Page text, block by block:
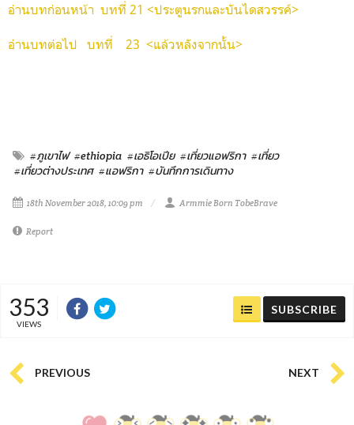
อ่านบทก่อนหน้า บทที่ 21 <ประตูนรกและบันไดสวรรค์>
อ่านบทต่อไป บทที่ 23 <แล้วหลังจากนั้น>
#ภูเขาไฟ #ethiopia #เอธิโอเปีย #เที่ยวแอฟริกา #เที่ยว
#เที่ยวต่างประเทศ #แอฟริกา #บันทึกการเดินทาง
18th November 2018, 10:09 pm Armmie Born TobeBrave
Report
353
VIEWS
SUBSCRIBE
PREVIOUS NEXT